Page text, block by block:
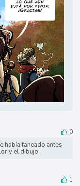
0
había faneado antes
y el dibujo
1